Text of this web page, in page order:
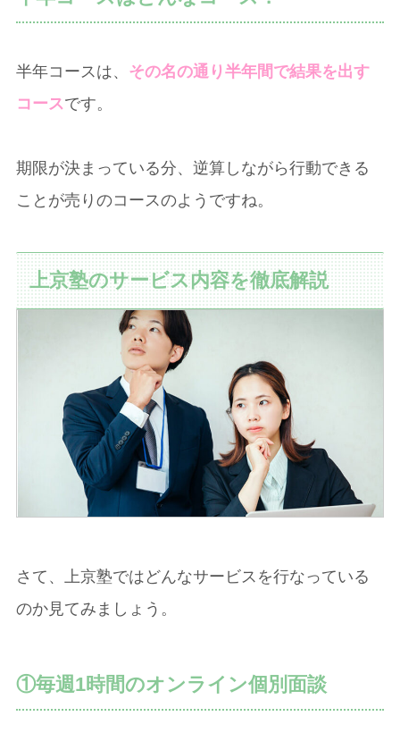
半年コースは、 その名の通り半年間で結果を出す
コースです。
期限が決まっている分、逆算しながら行動できる
ことが売りのコースのようですね。
上京塾のサービス内容を徹底解説
さて、上京塾ではどんなサービスを行なっている
のか見てみましょう。
①毎週1時間のオンライン個別面談